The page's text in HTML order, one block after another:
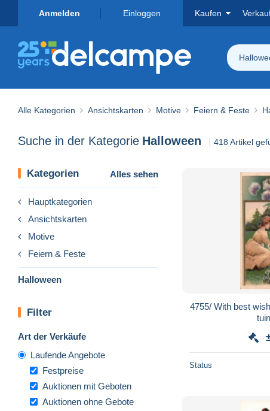
Anmelden Einloggen Kaufen
Alle Kategorien Ansichtskarten Motive Feiern & Feste
Suche in der Kategorie Halloween 418 Artikel
Kategorien Alles sehen
Hauptkategorien
Ansichtskarten
Motive
Feiern & Feste
Halloween
Filter
Art der Verkäufe
Laufende Angebote
Festpreise
Auktionen mit Geboten
Auktionen ohne Gebote
4755/ With best
Status